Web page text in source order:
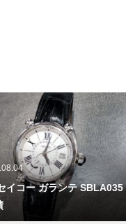
2026.08.03
Pt900 リング ファ
t ダイヤモンド